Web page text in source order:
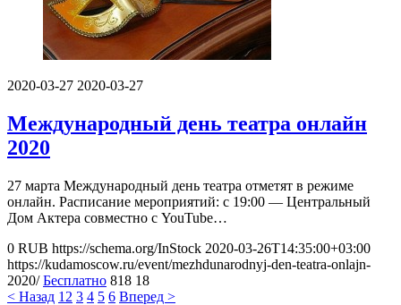
2020-03-27 2020-03-27
Международный день театра онлайн
2020
27 марта Международный день театра отметят в режиме
онлайн. Расписание мероприятий: с 19:00 — Центральный
Дом Актера совместно с YouTube…
0 RUB https://schema.org/InStock 2020-03-26T14:35:00+03:00
https://kudamoscow.ru/event/mezhdunarodnyj-den-teatra-onlajn-
2020/ Бесплатно 818 18
< Назад 1 2 3 4 5 6 Вперед >